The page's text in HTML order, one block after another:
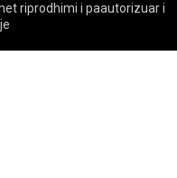
riprodhimi i paautorizuar i